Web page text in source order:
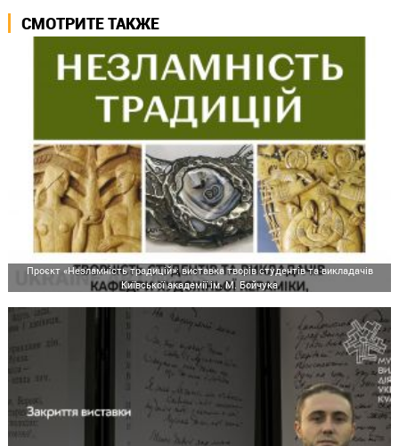
СМОТРИТЕ ТАКЖЕ
Проєкт «Незламність традицій»: виставка творів студентів та викладачів
Київської академії ім. М. Бойчука